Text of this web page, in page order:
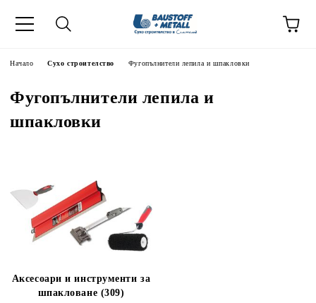
Начало Сухо строителство Фугопълнители лепила и шпакловки
Фугопълнители лепила и
шпакловки
Аксесоари и инструменти за
шпакловане (309)